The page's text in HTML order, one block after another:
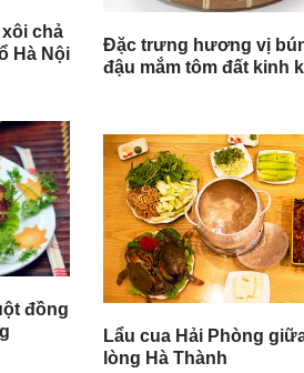
chả
Hà Nội
đồng
Đặc trưng hương vị
đậu mắm tôm đất kinh
Lẩu cua Hải Phòng
lòng Hà Thành